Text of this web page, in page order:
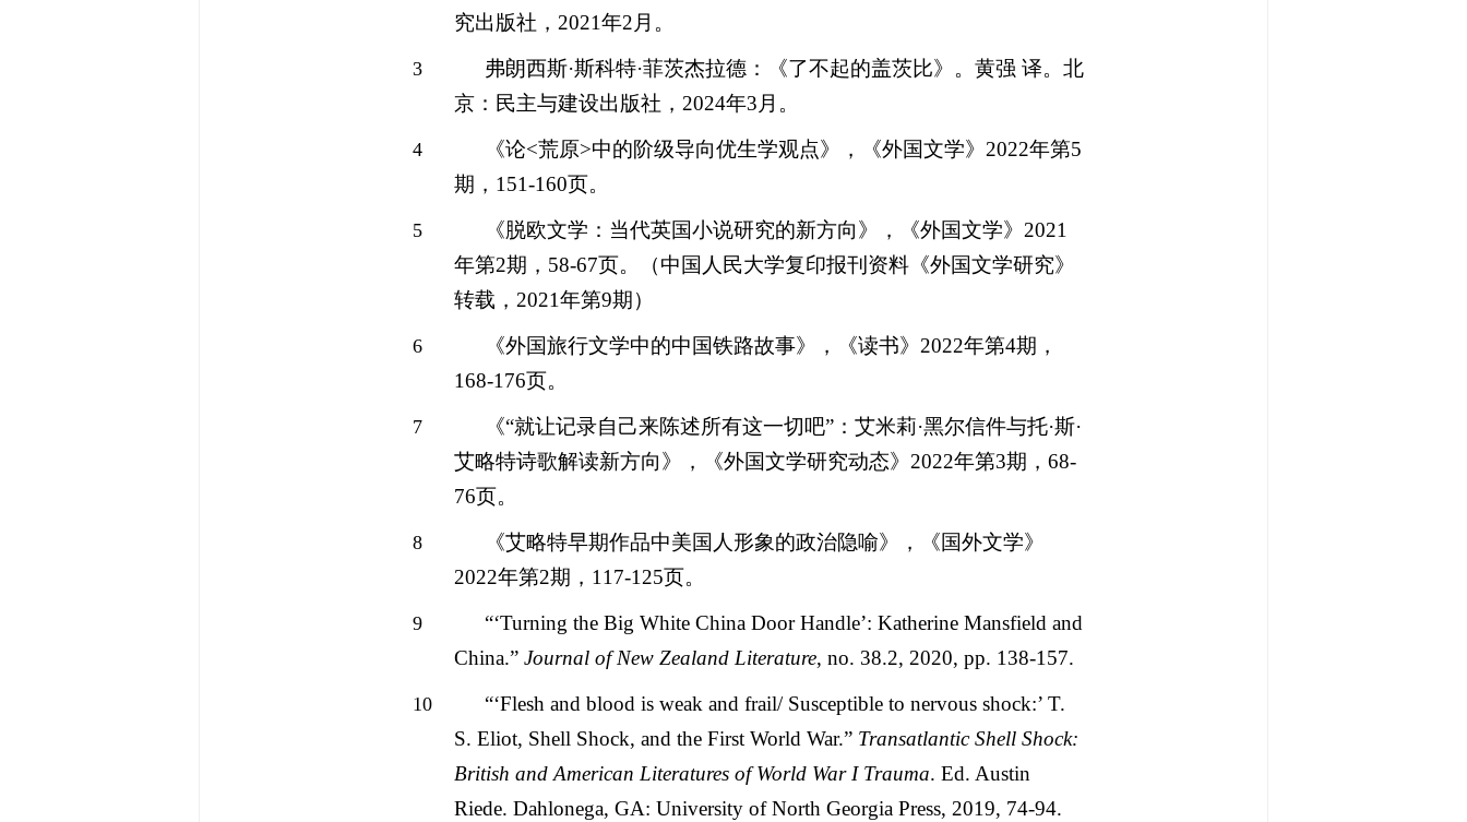
究出版社， 2021年2 月。
3 弗朗西斯·斯科特·菲茨杰拉德：《了不起的盖茨比》。黄强 译。北
京：民主与建设出版社， 2024年3 月。
4 《论<荒原>中的阶级导向优生学观点》，《外国文学》 2022年第5
期， 151-160页。
5 《脱欧文学：当代英国小说研究的新方向》，《外国文学》 2021
年第2期， 58-67页。（中国人民大学复印报刊资料《外国文学研究》
转载， 2021年第9期）
6 《外国旅行文学中的中国铁路故事》，《读书》 2022年第4期，
168-176页。
7 《“就让记录自己来陈述所有这一切吧”：艾米莉·黑尔信件与托·斯·
艾略特诗歌解读新方向》，《外国文学研究动态》 2022年第3期， 68-
76页。
8
《艾略特早期作品中美国人形象的政治隐喻》，《国外文学》
2022年第2期， 117-125页。
9
“‘Turning the Big White China Door Handle’: Katherine Mansfield and
China.” Journal of New Zealand Literature, no. 38.2, 2020, pp. 138-157.
10
“‘Flesh and blood is weak and frail/ Susceptible to nervous shock:’ T.
S. Eliot, Shell Shock, and the First World War.” Transatlantic Shell Shock:
British and American Literatures of World War I Trauma. Ed. Austin
Riede. Dahlonega, GA: University of North Georgia Press, 2019, 74-94.